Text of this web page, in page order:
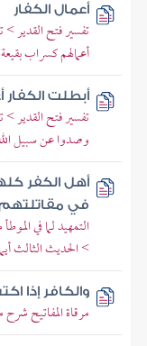
أعمال الكفار
تفسير فتح القدير
أعمالهم كسراب
أبطلت الكفار
تفسير فتح القدير
وصدوا عن سبيل
أهل الكفر
في
التمهيد لما في
> الحديث الثالث
والكافر إذا
مرقاة المفاتيح